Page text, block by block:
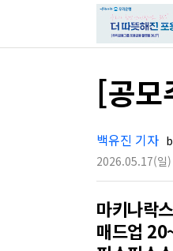
[공
백유진 기자
2026.05.17(일)
마키나락
매드업